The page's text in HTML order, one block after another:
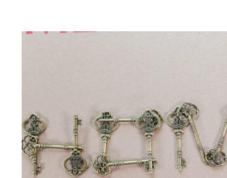
artikel vil vi undersøge,...